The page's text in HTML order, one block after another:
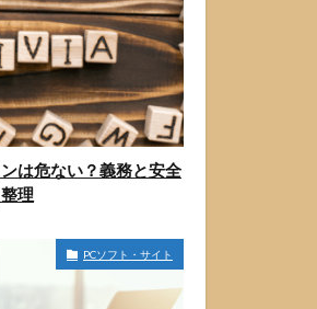
は危ない？義務と安全
理
PCソフト・サイト